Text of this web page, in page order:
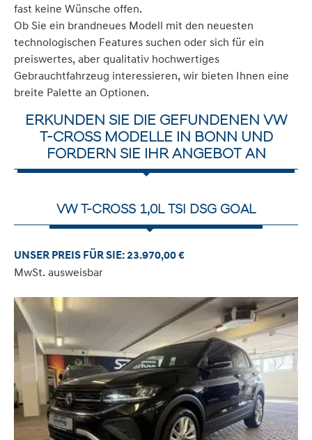
fast keine Wünsche offen.
Ob Sie ein brandneues Modell mit den neuesten
technologischen Features suchen oder sich für ein
preiswertes, aber qualitativ hochwertiges
Gebrauchtfahrzeug interessieren, wir bieten Ihnen eine
breite Palette an Optionen.
ERKUNDEN SIE DIE GEFUNDENEN VW
T-CROSS MODELLE IN BONN UND
FORDERN SIE IHR ANGEBOT AN
VW T-CROSS 1,0L TSI DSG GOAL
UNSER PREIS FÜR SIE: 23.970,00 €
MwSt. ausweisbar